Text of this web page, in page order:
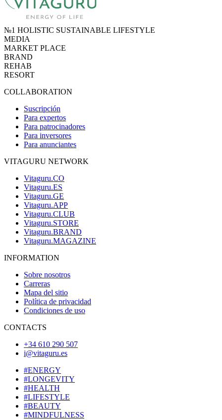
№1 HOLISTIC SUSTAINABLE LIFESTYLE
MEDIA
MARKET PLACE
BRAND
REHAB
RESORT
COLLABORATION
Suscripción
Para expertos
Para patrocinadores
Para inversores
Para anunciantes
VITAGURU NETWORK
Vitaguru.CO
Vitaguru.ES
Vitaguru.GE
Vitaguru.APP
Vitaguru.CLUB
Vitaguru.STORE
Vitaguru.BRAND
Vitaguru.MAGAZINE
INFORMATION
Sobre nosotros
Carreras
Mapa del sitio
Política de privacidad
Condiciones de uso
CONTACTS
+34 610 290 507
i@vitaguru.es
#ENERGY
#LONGEVITY
#HEALTH
#LIFESTYLE
#BEAUTY
#MINDFULNESS